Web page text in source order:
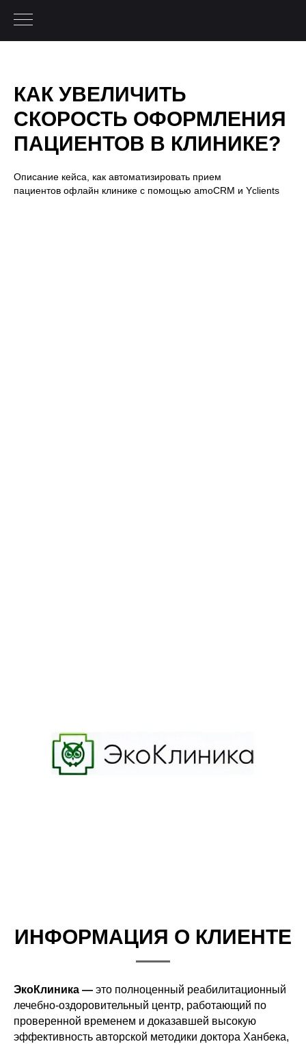
КАК УВЕЛИЧИТЬ
СКОРОСТЬ ОФОРМЛЕНИЯ
ПАЦИЕНТОВ В КЛИНИКЕ?
Описание кейса, как автоматизировать прием
пациентов офлайн клинике с помощью amoCRM и Yclients
ИНФОРМАЦИЯ О КЛИЕНТЕ
ЭкоКлиника — это полноценный реабилитационный
лечебно-оздоровительный центр, работающий по
проверенной временем и доказавшей высокую
эффективность авторской методики доктора Ханбека,